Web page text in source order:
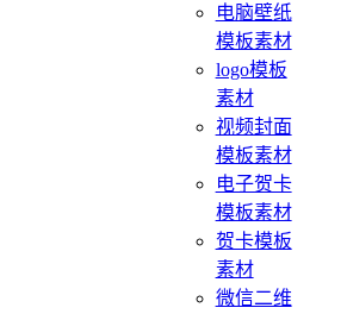
电脑壁纸
模板素材
logo模板
素材
视频封面
模板素材
电子贺卡
模板素材
贺卡模板
素材
微信二维